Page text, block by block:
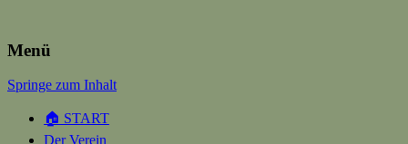
Heimatverein Happerschoss
Suchen
Menü
Springe zum Inhalt
🏠 START
Der Verein